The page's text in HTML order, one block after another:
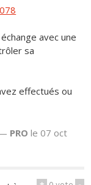
avec une
sa
effectués ou
PRO le 07 oct